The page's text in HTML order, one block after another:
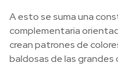
A esto se suma una
complementaria
crean patrones de
baldosas de las grandes